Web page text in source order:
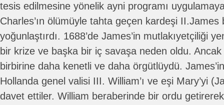
tesis edilmesine yönelik ayni programı
Charles’ın ölümüyle tahta geçen kardeşi
yoğunlaştırdı. 1688’de James’in mutlakıyetçiliği
bir krize ve başka bir iç savaşa neden oldu.
birbirine daha kenetli ve daha örgütlüydü.
Hollanda genel valisi III. William’ı ve eşi Mary’yi
davet ettiler. William beraberinde bir ordu